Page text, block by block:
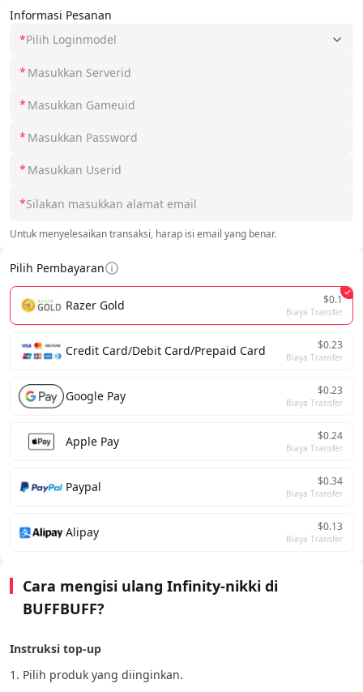
Informasi Pesanan
*Pilih Loginmodel
*
*
*
*
*
Untuk menyelesaikan transaksi, harap isi email yang benar.
Pilih Pembayaran
Razer Gold $0.1
Biaya Transfer
Credit Card/Debit Card/Prepaid Card $0.23
Biaya Transfer
Google Pay $0.23
Biaya Transfer
Apple Pay $0.24
Biaya Transfer
Paypal $0.34
Biaya Transfer
Alipay $0.13
Biaya Transfer
Cara mengisi ulang Infinity-nikki di
BUFFBUFF?
Instruksi top-up
1. Pilih produk yang diinginkan.